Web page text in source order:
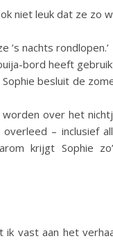
niet leuk dat ze zo
’s nachts rondlopen.’
bord heeft
besluit de
over het
– inclusief
krijgt Sophie
vast aan het